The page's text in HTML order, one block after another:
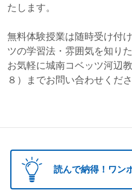
たします。
無料体験授業は随時受け付
ツの学習法・雰囲気を知り
お気軽に城南コベッツ河辺
８）までお問い合わせくださ
読んで納得！ワン